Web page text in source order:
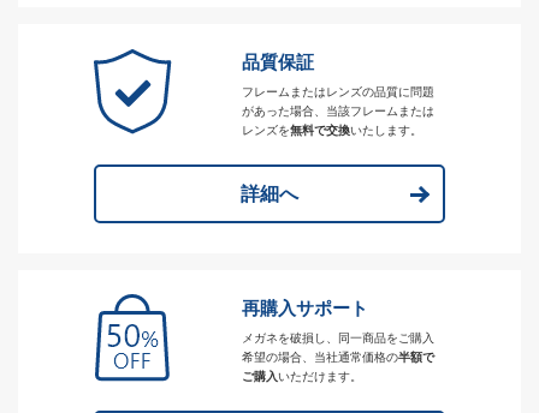
品質保証
フレームまたはレンズの品質に問題
があった場合、当該フレームまたは
レンズを無料で交換いたします。
詳細へ
再購入サポート
メガネを破損し、同一商品をご購入
希望の場合、当社通常価格の半額で
ご購入いただけます。